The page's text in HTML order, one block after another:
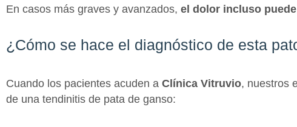
En casos más graves y avanzados, el dolor incluso
¿Cómo se hace el diagnóstico de esta
Cuando los pacientes acuden a Clínica Vitruvio, nuestros
de una tendinitis de pata de ganso: